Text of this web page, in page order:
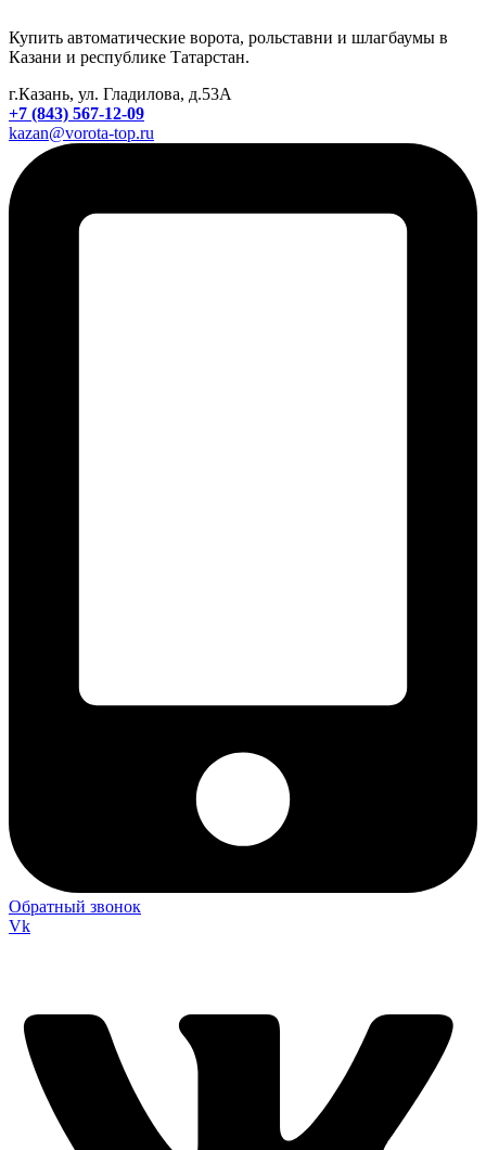
Купить автоматические ворота, рольставни и шлагбаумы в
Казани и республике Татарстан.
г.Казань, ул. Гладилова, д.53А
+7 (843) 567-12-09
kazan@vorota-top.ru
Обратный звонок
Vk